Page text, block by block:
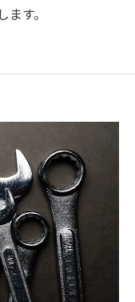
す。